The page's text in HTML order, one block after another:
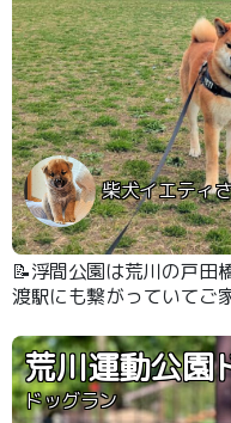
柴犬イエティ
📝浮間公園は荒川の戸
渡駅にも繋がっていてご
て公園の広い範囲が池に
荒川運動公園
ドッグラン